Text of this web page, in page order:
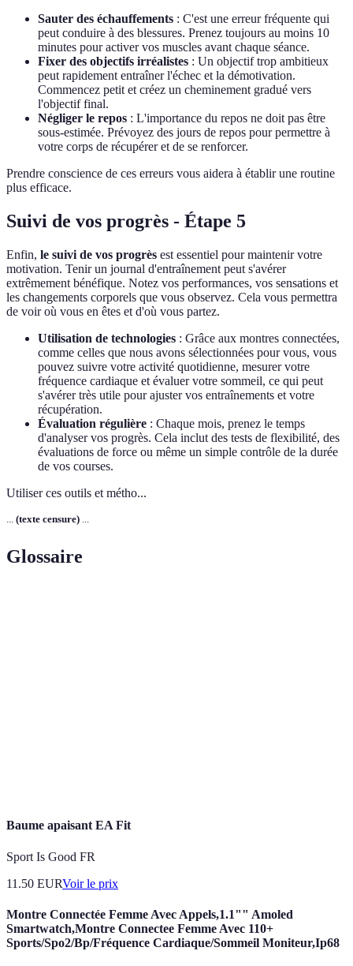
Sauter des échauffements : C'est une erreur fréquente qui
peut conduire à des blessures. Prenez toujours au moins 10
minutes pour activer vos muscles avant chaque séance.
Fixer des objectifs irréalistes : Un objectif trop ambitieux
peut rapidement entraîner l'échec et la démotivation.
Commencez petit et créez un cheminement gradué vers
l'objectif final.
Négliger le repos : L'importance du repos ne doit pas être
sous-estimée. Prévoyez des jours de repos pour permettre à
votre corps de récupérer et de se renforcer.
Prendre conscience de ces erreurs vous aidera à établir une routine
plus efficace.
Suivi de vos progrès - Étape 5
Enfin, le suivi de vos progrès est essentiel pour maintenir votre
motivation. Tenir un journal d'entraînement peut s'avérer
extrêmement bénéfique. Notez vos performances, vos sensations et
les changements corporels que vous observez. Cela vous permettra
de voir où vous en êtes et d'où vous partez.
Utilisation de technologies : Grâce aux montres connectées,
comme celles que nous avons sélectionnées pour vous, vous
pouvez suivre votre activité quotidienne, mesurer votre
fréquence cardiaque et évaluer votre sommeil, ce qui peut
s'avérer très utile pour ajuster vos entraînements et votre
récupération.
Évaluation régulière : Chaque mois, prenez le temps
d'analyser vos progrès. Cela inclut des tests de flexibilité, des
évaluations de force ou même un simple contrôle de la durée
de vos courses.
Utiliser ces outils et métho...
... (texte censure) ...
Glossaire
Baume apaisant EA Fit
Sport Is Good FR
11.50 EURVoir le prix
Montre Connectée Femme Avec Appels,1.1"" Amoled
Smartwatch,Montre Connectee Femme Avec 110+
Sports/Spo2/Bp/Fréquence Cardiaque/Sommeil Moniteur,Ip68